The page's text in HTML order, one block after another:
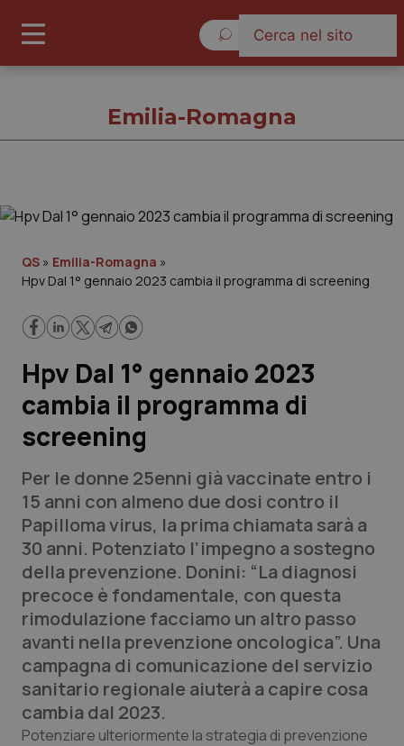
Cronache
Lavoro e Professioni
Scienza e Farmaci
Studi e Analisi
Lettere al direttore
Edizioni Regionali
QS Pro
Professionisti Sanitari.AI
Abruzzo
QS Pro Gold
Emilia-Romagna
QS » Emilia-Romagna »
Hpv Dal 1° gennaio 2023 cambia il programma di screening
Hpv Dal 1° gennaio 2023
cambia il programma di
screening
Per le donne 25enni già vaccinate entro i
15 anni con almeno due dosi contro il
Papilloma virus, la prima chiamata sarà a
30 anni. Potenziato l’impegno a sostegno
della prevenzione. Donini: “La diagnosi
precoce è fondamentale, con questa
rimodulazione facciamo un altro passo
avanti nella prevenzione oncologica”. Una
campagna di comunicazione del servizio
sanitario regionale aiuterà a capire cosa
cambia dal 2023.
Potenziare ulteriormente la strategia di prevenzione